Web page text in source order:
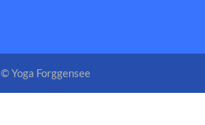
© Yoga Forggensee